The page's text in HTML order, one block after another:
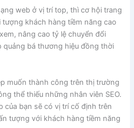
web ở vị trí top, thì cơ hội trang
khách hàng tiềm năng cao
nâng cao tỷ lệ chuyển đổi
quảng bá thương hiệu đồng thời
muốn thành công trên thị trường
thể thiếu những nhân viên SEO.
của bạn sẽ có vị trí cố định trên
tượng với khách hàng tiềm năng